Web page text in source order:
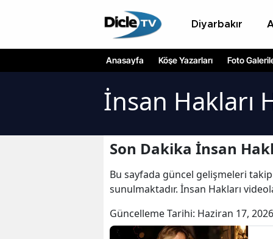
Diyarbakır
Anasayfa Köşe Yazarları Foto
İnsan Hakları
Son Dakika İnsan
Bu sayfada güncel gelişmeleri
sunulmaktadır. İnsan Hakları
Güncelleme Tarihi: Haziran 17,